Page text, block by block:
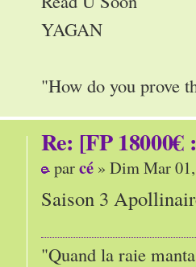
YAGAN
"How do you prove
Re: [FP
parcé » Dim Mar
Saison 3
"Quand la raie